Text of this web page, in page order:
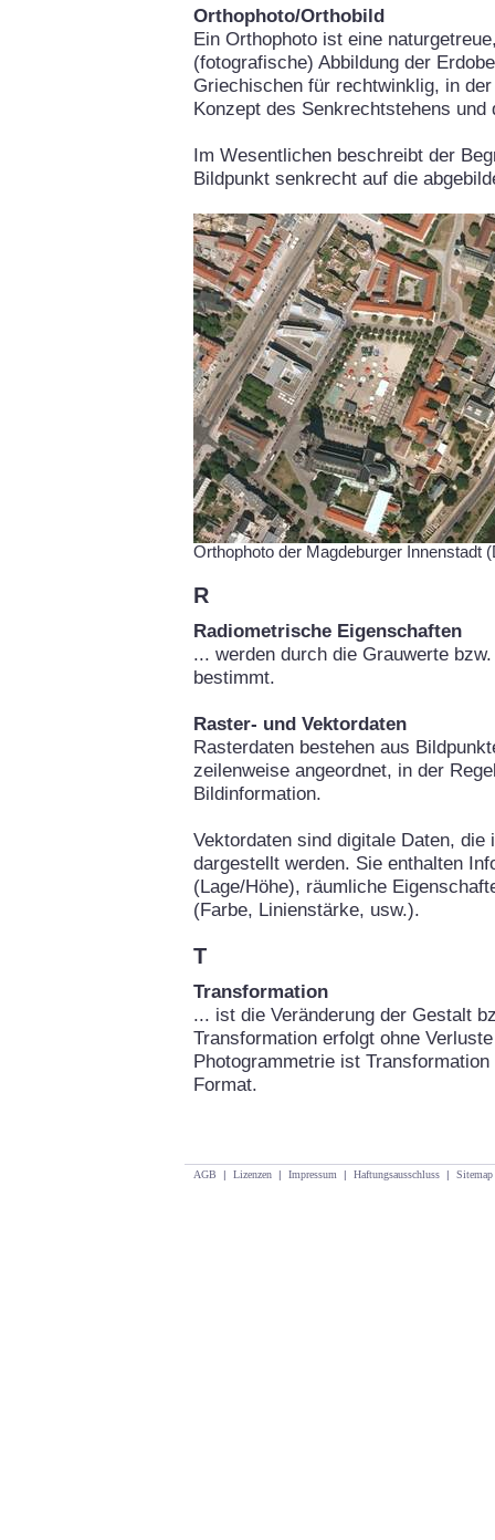
Orthophoto/Orthobild
Ein Orthophoto ist eine
(fotografische) Abbildung der
Griechischen für rechtwinklig, in
Konzept des Senkrechtstehens
Im Wesentlichen beschreibt der
Bildpunkt senkrecht auf die
Orthophoto der Magdeburger Innenstadt
R
Radiometrische Eigenschaften
... werden durch die Grauwerte
bestimmt.
Raster- und Vektordaten
Rasterdaten bestehen aus
zeilenweise angeordnet, in der
Bildinformation.
Vektordaten sind digitale Daten,
dargestellt werden. Sie enthalten
(Lage/Höhe), räumliche
(Farbe, Linienstärke, usw.).
T
Transformation
... ist die Veränderung der Gestalt
Transformation erfolgt ohne
Photogrammetrie ist
Format.
AGB | Lizenzen | Impressum | Haftungsausschluss | Sitemap